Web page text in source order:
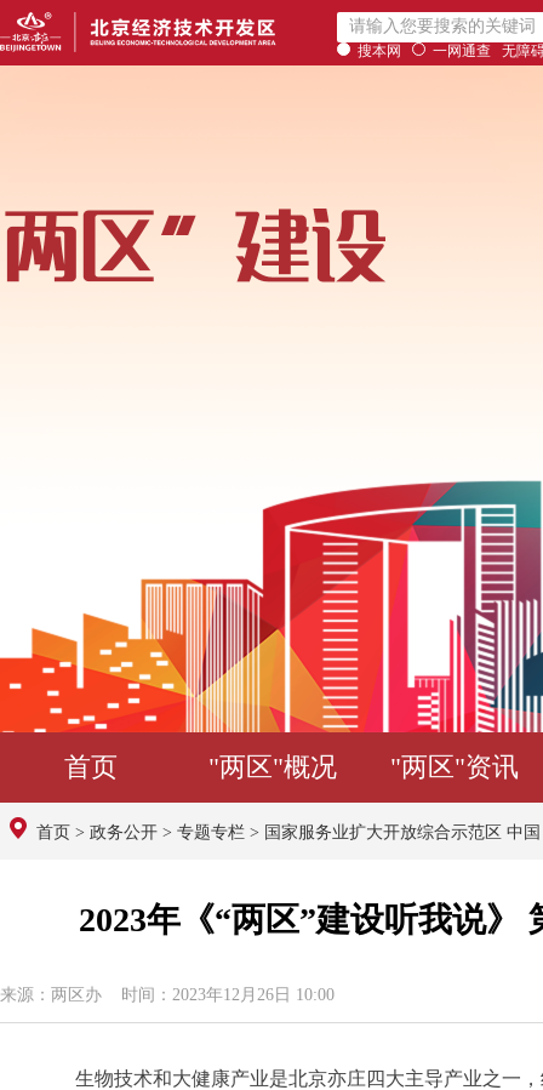
搜本网 一网通查 无障
首页 "两区"概况 "两区"资讯
首页 > 政务公开 > 专题专栏 > 国家服务业扩大开放综合示范区 中
2023年《“两区”建设听我说
来源：两区办 时间：2023年12月26日 10:00
生物技术和大健康产业是北京亦庄四大主导产业之一